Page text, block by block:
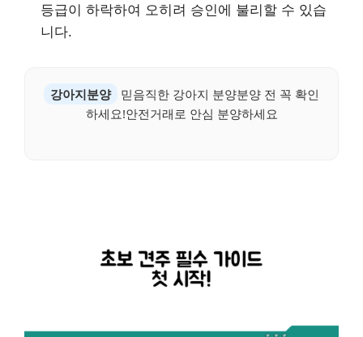
등급이 하락하여 오히려 승인에 불리할 수 있습
니다.
강아지분양
믿음직한 강아지 분양분양 전 꼭 확인
하세요!안전거래로 안심 분양하세요